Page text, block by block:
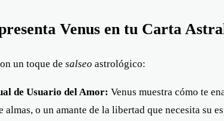
Venus en tu Carta
un toque de salseo astrológico:
de Usuario del Amor: Venus muestra cómo te
almas, o un amante de la libertad que necesita su